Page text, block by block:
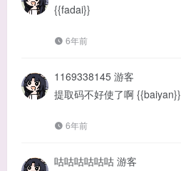
{{fadai}}
6年前
1169338145 游客
提取码不好使了啊 {{baiyan}}
6年前
咕咕咕咕咕咕 游客